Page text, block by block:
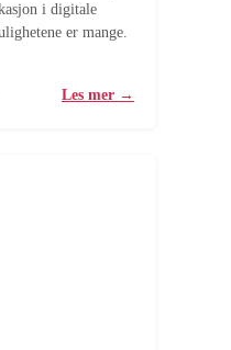
i digitale
er mange.
Les mer →